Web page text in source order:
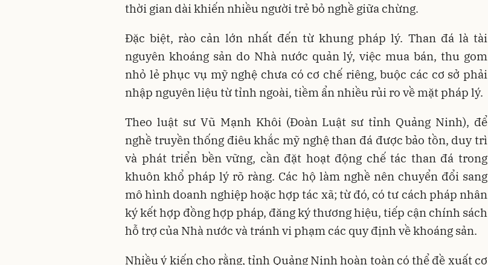
thời gian dài khiến nhiều người trẻ bỏ nghề giữa chừng.
Đặc biệt, rào cản lớn nhất đến từ khung pháp lý. Than đá là tài
nguyên khoáng sản do Nhà nước quản lý, việc mua bán, thu gom
nhỏ lẻ phục vụ mỹ nghệ chưa có cơ chế riêng, buộc các cơ sở phải
nhập nguyên liệu từ tỉnh ngoài, tiềm ẩn nhiều rủi ro về mặt pháp lý.
Theo luật sư Vũ Mạnh Khôi (Đoàn Luật sư tỉnh Quảng Ninh), để
nghề truyền thống điêu khắc mỹ nghệ than đá được bảo tồn, duy trì
và phát triển bền vững, cần đặt hoạt động chế tác than đá trong
khuôn khổ pháp lý rõ ràng. Các hộ làm nghề nên chuyển đổi sang
mô hình doanh nghiệp hoặc hợp tác xã; từ đó, có tư cách pháp nhân
ký kết hợp đồng hợp pháp, đăng ký thương hiệu, tiếp cận chính sách
hỗ trợ của Nhà nước và tránh vi phạm các quy định về khoáng sản.
Nhiều ý kiến cho rằng, tỉnh Quảng Ninh hoàn toàn có thể đề xuất cơ